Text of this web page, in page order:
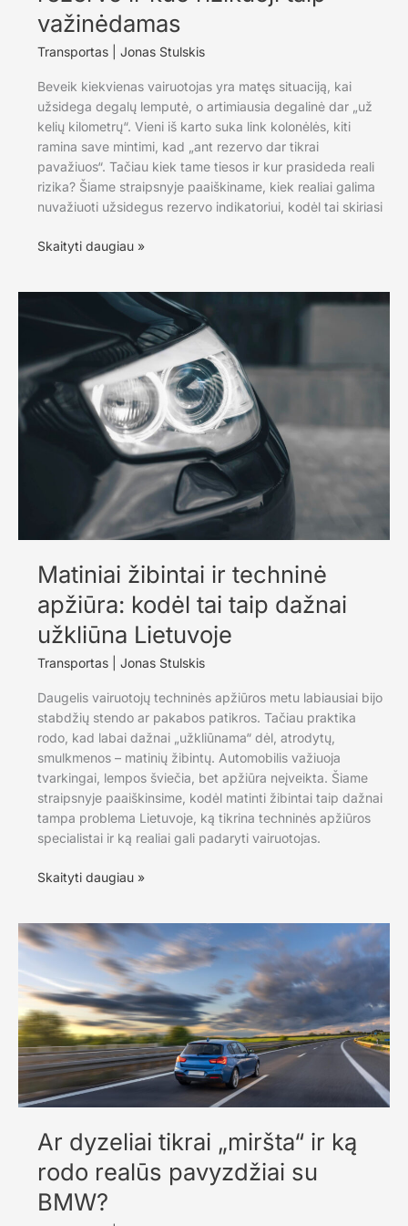
važinėdamas
Transportas Jonas Stulskis
Beveik kiekvienas vairuotojas yra matęs situaciją, kai
užsidega degalų lemputė, o artimiausia degalinė dar „už
kelių kilometrų“. Vieni iš karto suka link kolonėlės, kiti
ramina save mintimi, kad „ant rezervo dar tikrai
pavažiuos“. Tačiau kiek tame tiesos ir kur prasideda reali
rizika? Šiame straipsnyje paaiškiname, kiek realiai galima
nuvažiuoti užsidegus rezervo indikatoriui, kodėl tai skiriasi
Kiek
ant
ir
kuo
rizikuoji
važinėdamas
Skaityti daugiau »
Matiniai žibintai ir techninė
apžiūra: kodėl tai taip dažnai
užkliūna Lietuvoje
Transportas Jonas Stulskis
Daugelis vairuotojų techninės apžiūros metu labiausiai bijo
stabdžių stendo ar pakabos patikros. Tačiau praktika
rodo, kad labai dažnai „užkliūnama“ dėl, atrodytų,
smulkmenos – matinių žibintų. Automobilis važiuoja
tvarkingai, lempos šviečia, bet apžiūra neįveikta. Šiame
straipsnyje paaiškinsime, kodėl matinti žibintai taip dažnai
tampa problema Lietuvoje, ką tikrina techninės apžiūros
specialistai ir ką realiai gali padaryti vairuotojas.
Matiniai
techninė
apžiūra:
kodėl
tai
taip
dažnai
užkliūna
Lietuvoje
Skaityti daugiau »
Ar dyzeliai tikrai „miršta“ ir ką
rodo realūs pavyzdžiai su
BMW?